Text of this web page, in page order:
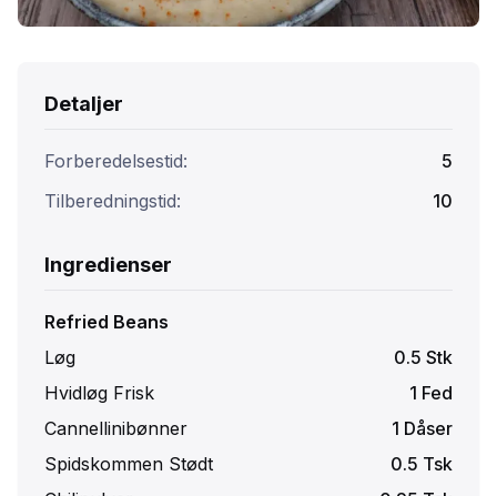
Detaljer
Forberedelsestid:
5
Tilberedningstid:
10
Ingredienser
Refried Beans
Løg
0.5 Stk
Hvidløg Frisk
1 Fed
Cannellinibønner
1 Dåser
Spidskommen Stødt
0.5 Tsk